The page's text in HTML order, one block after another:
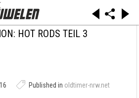
HOT RODS TEIL 3
Published in oldtimer-nrw.net